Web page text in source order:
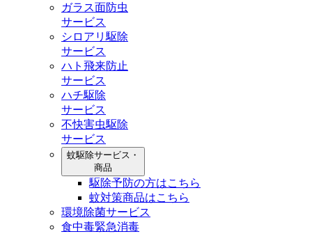
ガラス面防虫
サービス
シロアリ駆除
サービス
ハト飛来防止
サービス
ハチ駆除
サービス
不快害虫駆除
サービス
蚊駆除サービス・
商品
駆除予防の方はこちら
蚊対策商品はこちら
環境除菌サービス
食中毒緊急消毒